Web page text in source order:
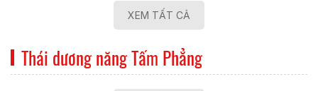
XEM TẤT CẢ
Thái dương năng Tấm Phẳng